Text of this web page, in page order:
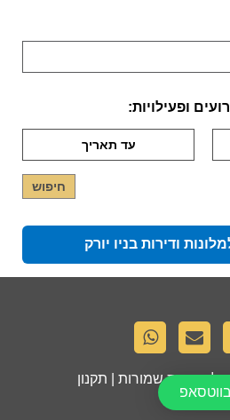
ופעילויות:
ודירות בניו יורק
כל הזכויות שמורות | תקנון